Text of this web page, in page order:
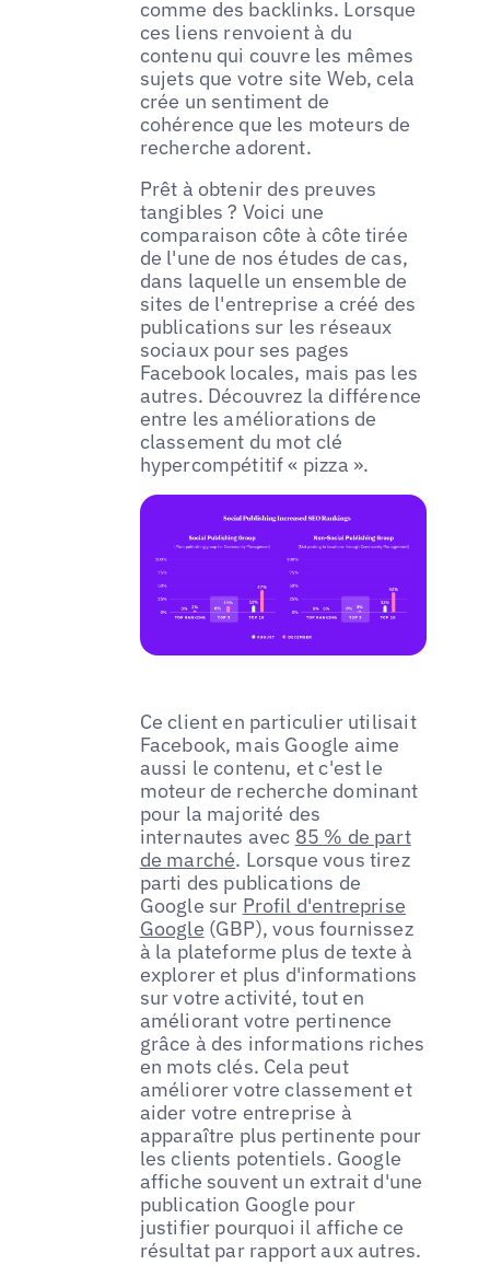
comme des backlinks. Lorsque
ces liens renvoient à du
contenu qui couvre les mêmes
sujets que votre site Web, cela
crée un sentiment de
cohérence que les moteurs de
recherche adorent.
Prêt à obtenir des preuves
tangibles ? Voici une
comparaison côte à côte tirée
de l'une de nos études de cas,
dans laquelle un ensemble de
sites de l'entreprise a créé des
publications sur les réseaux
sociaux pour ses pages
Facebook locales, mais pas les
autres. Découvrez la différence
entre les améliorations de
classement du mot clé
hypercompétitif « pizza ».
Ce client en particulier utilisait
Facebook, mais Google aime
aussi le contenu, et c'est le
moteur de recherche dominant
pour la majorité des
internautes avec 85 % de part
de marché. Lorsque vous tirez
parti des publications de
Google sur Profil d'entreprise
Google (GBP), vous fournissez
à la plateforme plus de texte à
explorer et plus d'informations
sur votre activité, tout en
améliorant votre pertinence
grâce à des informations riches
en mots clés. Cela peut
améliorer votre classement et
aider votre entreprise à
apparaître plus pertinente pour
les clients potentiels. Google
affiche souvent un extrait d'une
publication Google pour
justifier pourquoi il affiche ce
résultat par rapport aux autres.